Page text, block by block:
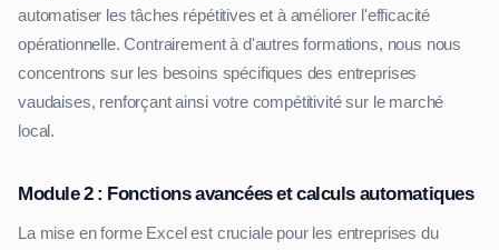
automatiser les tâches répétitives et à améliorer l'efficacité
opérationnelle. Contrairement à d'autres formations, nous nous
concentrons sur les besoins spécifiques des entreprises
vaudaises, renforçant ainsi votre compétitivité sur le marché
local.
Module 2 : Fonctions avancées et calculs automatiques
La mise en forme Excel est cruciale pour les entreprises du